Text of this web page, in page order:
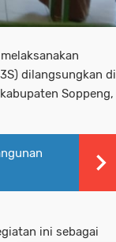
dilangsungkan di
Soppeng,
ini sebagai